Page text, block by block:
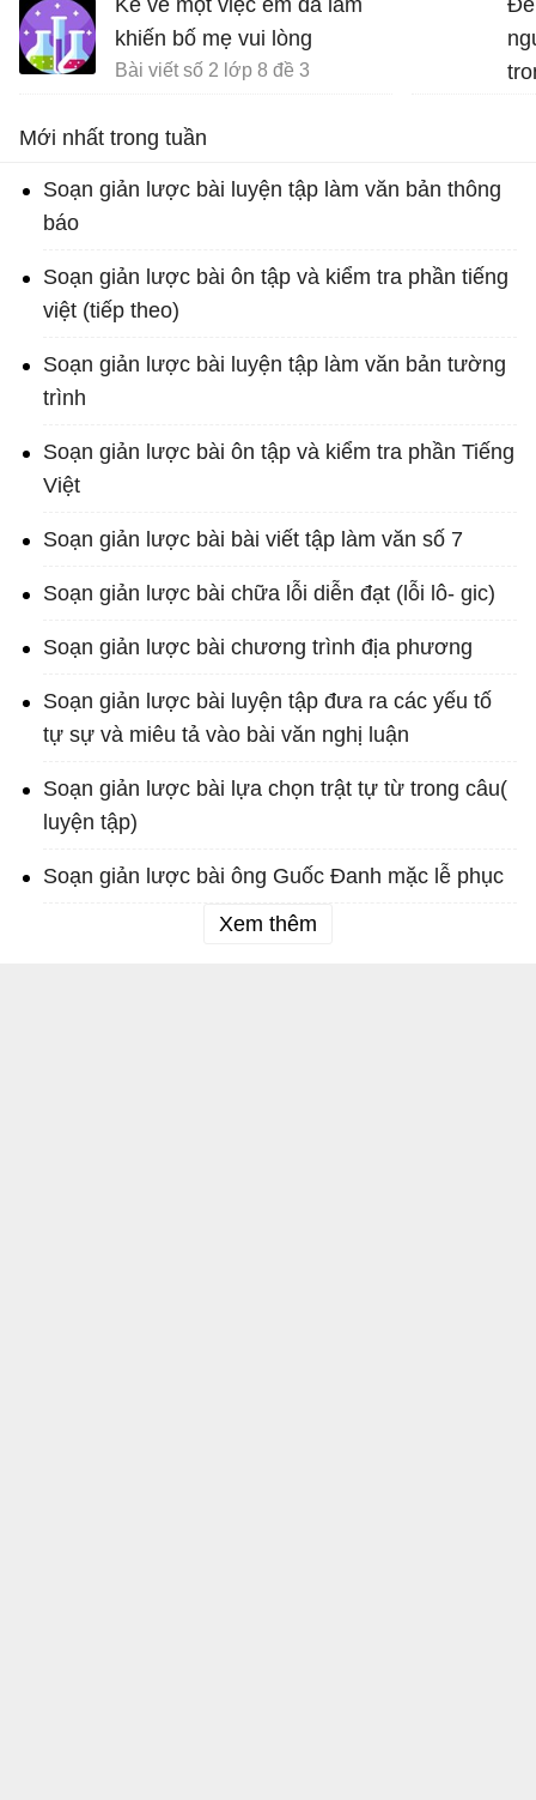
Kể về một việc em đã làm
khiến bố mẹ vui lòng
Bài viết số 2 lớp 8 đề 3
Mới nhất trong tuần
Soạn giản lược bài luyện tập làm văn bản thông
báo
Soạn giản lược bài ôn tập và kiểm tra phần tiếng
việt (tiếp theo)
Soạn giản lược bài luyện tập làm văn bản tường
trình
Soạn giản lược bài ôn tập và kiểm tra phần Tiếng
Việt
Soạn giản lược bài bài viết tập làm văn số 7
Soạn giản lược bài chữa lỗi diễn đạt (lỗi lô- gic)
Soạn giản lược bài chương trình địa phương
Soạn giản lược bài luyện tập đưa ra các yếu tố
tự sự và miêu tả vào bài văn nghị luận
Soạn giản lược bài lựa chọn trật tự từ trong câu(
luyện tập)
Soạn giản lược bài ông Guốc Đanh mặc lễ phục
Xem thêm